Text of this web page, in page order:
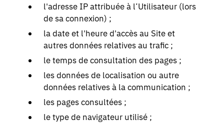
l'adresse IP attribuée à l’Utilisateur (lors
de sa connexion) ;
la date et l'heure d'accès au Site et
autres données relatives au trafic ;
le temps de consultation des pages ;
les données de localisation ou autre
données relatives à la communication ;
les pages consultées ;
le type de navigateur utilisé ;